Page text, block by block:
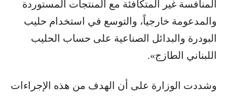
المنافسة غير المتكافئة مع المنتجات المستوردة
والمدعومة خارجياً، والتوسع في استخدام حليب
البودرة والبدائل الصناعية على حساب الحليب
اللبناني الطازج».
وشددت الوزارة على أن الهدف من هذه الإجراءات